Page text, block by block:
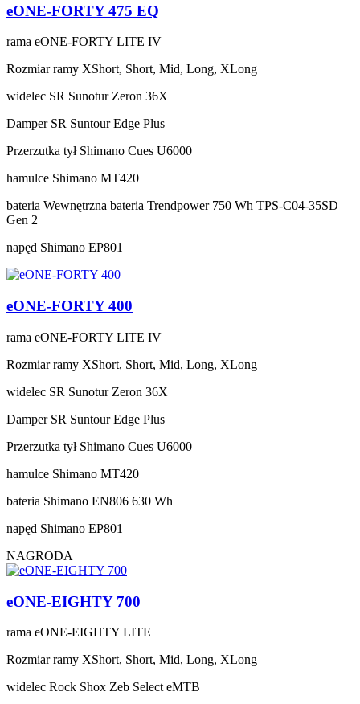
eONE-FORTY 475 EQ
rama eONE-FORTY LITE IV
Rozmiar ramy XShort, Short, Mid, Long, XLong
widelec SR Sunotur Zeron 36X
Damper SR Suntour Edge Plus
Przerzutka tył Shimano Cues U6000
hamulce Shimano MT420
bateria Wewnętrzna bateria Trendpower 750 Wh TPS-C04-35SD
Gen 2
napęd Shimano EP801
eONE-FORTY 400
rama eONE-FORTY LITE IV
Rozmiar ramy XShort, Short, Mid, Long, XLong
widelec SR Sunotur Zeron 36X
Damper SR Suntour Edge Plus
Przerzutka tył Shimano Cues U6000
hamulce Shimano MT420
bateria Shimano EN806 630 Wh
napęd Shimano EP801
NAGRODA
eONE-EIGHTY 700
rama eONE-EIGHTY LITE
Rozmiar ramy XShort, Short, Mid, Long, XLong
widelec Rock Shox Zeb Select eMTB